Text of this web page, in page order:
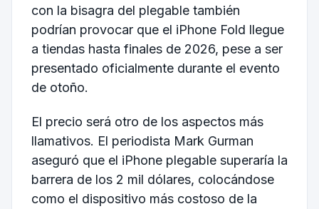
con la bisagra del plegable también
podrían provocar que el iPhone Fold llegue
a tiendas hasta finales de 2026, pese a ser
presentado oficialmente durante el evento
de otoño.
El precio será otro de los aspectos más
llamativos. El periodista Mark Gurman
aseguró que el iPhone plegable superaría la
barrera de los 2 mil dólares, colocándose
como el dispositivo más costoso de la